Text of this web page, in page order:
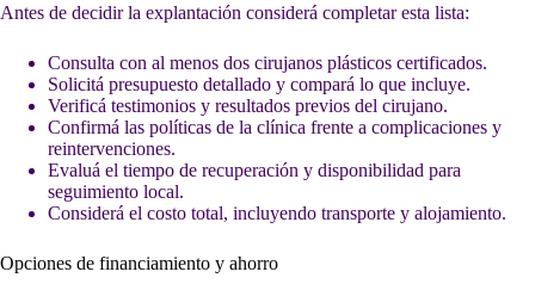
Antes de decidir la explantación considerá completar esta lista:
Consulta con al menos dos cirujanos plásticos certificados.
Solicitá presupuesto detallado y compará lo que incluye.
Verificá testimonios y resultados previos del cirujano.
Confirmá las políticas de la clínica frente a complicaciones y
reintervenciones.
Evaluá el tiempo de recuperación y disponibilidad para
seguimiento local.
Considerá el costo total, incluyendo transporte y alojamiento.
Opciones de financiamiento y ahorro